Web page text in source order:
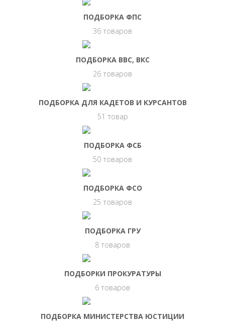
ПОДБОРКА ФПС
36 товаров
ПОДБОРКА ВВС, ВКС
26 товаров
ПОДБОРКА ДЛЯ КАДЕТОВ И КУРСАНТОВ
51 товар
ПОДБОРКА ФСБ
50 товаров
ПОДБОРКА ФСО
25 товаров
ПОДБОРКА ГРУ
8 товаров
ПОДБОРКИ ПРОКУРАТУРЫ
6 товаров
ПОДБОРКА МИНИСТЕРСТВА ЮСТИЦИИ